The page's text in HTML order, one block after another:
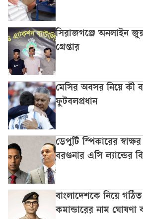
সিরাজগঞ্জে অনলাইন
গ্রেপ্তার
মেসির অবসর নিয়ে কী
ফুটবলপ্রধান
ডেপুটি স্পিকারের
বরগুনার এসি ল্যান্ডের
বাংলাদেশকে নিয়ে
কমান্ডারের নাম